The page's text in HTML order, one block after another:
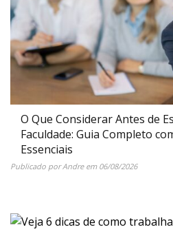
O Que Considerar Antes de
Faculdade: Guia Completo
Essenciais
Publicado porAndreem 06/08/2026